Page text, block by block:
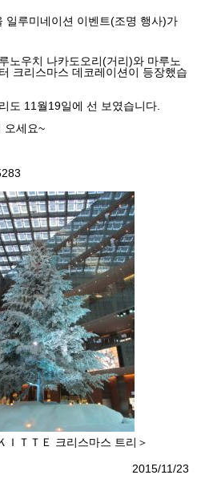
일루미네이션 이벤트(조명 행사)가
노우치 나카도오리(거리)와 마루노
크리스마스 데코레이션이 등장했습
도 11월19일에 선 보였습니다.
오세요~
크리스마스 트리＞
2015/11/23